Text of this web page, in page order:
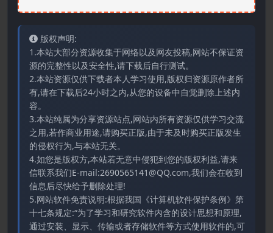
版权声明:
1.本站大部分资源收集于网络以及网友投稿,网站不保证资
源的完整性以及安全性,请下载后自行测试。
2.本站资源仅供下载者本人学习使用,版权归资源原作者所
有,请在下载后24小时之内,从您的设备中自觉删除上述内
容。
3.本站纯属为分享资源站点,网站内所有资源仅供学习交流
之用,若作商业用途,请购买正版,由于未及时购买正版发生
的侵权行为,与本站无关。
4.如您是版权方,本站若无意中侵犯到您的版权利益,请来
信联系我们E-mail:2690565141@QQ.com,我们会在收到
信息后尽快给予删除处理!
5.网站软件免责说明:根据我国《计算机软件保护条例》第
十七条规定:“为了学习和研究软件内含的设计思想和原理,
通过安装、显示、传输或者存储软件等方式使用软件的,可